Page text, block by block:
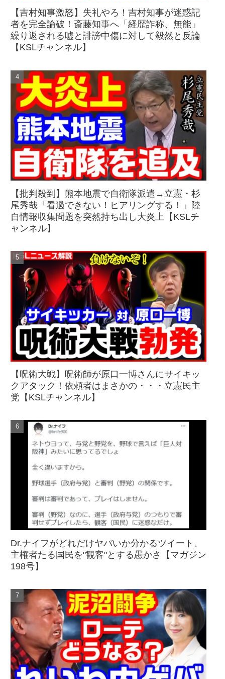
【吉村知事激怒】失礼やろ！吉村知事が迷惑記
者を完全論破！斎藤知事へ「経歴詐称、無能」
繰り返される嘘と誹謗中傷に対して毅然と反論
【KSLチャンネル】
【批判殺到】熊本地震で自衛隊派遣→立憲・杉
尾秀哉「看過できない！ヒアリングする！」陸
自情報収集問題を突然持ち出し大炎上【KSLチ
ャンネル】
【呪術大戦】呪術師が原口一博さんにサイキッ
クアタック！依頼者はまさかの・・・立憲民主
党【KSLチャンネル】
Dr.ナイフがどれだけヤバいか分かるツイート、
主権者たる国民を"観客"とする愚かさ【マガジン
198号】